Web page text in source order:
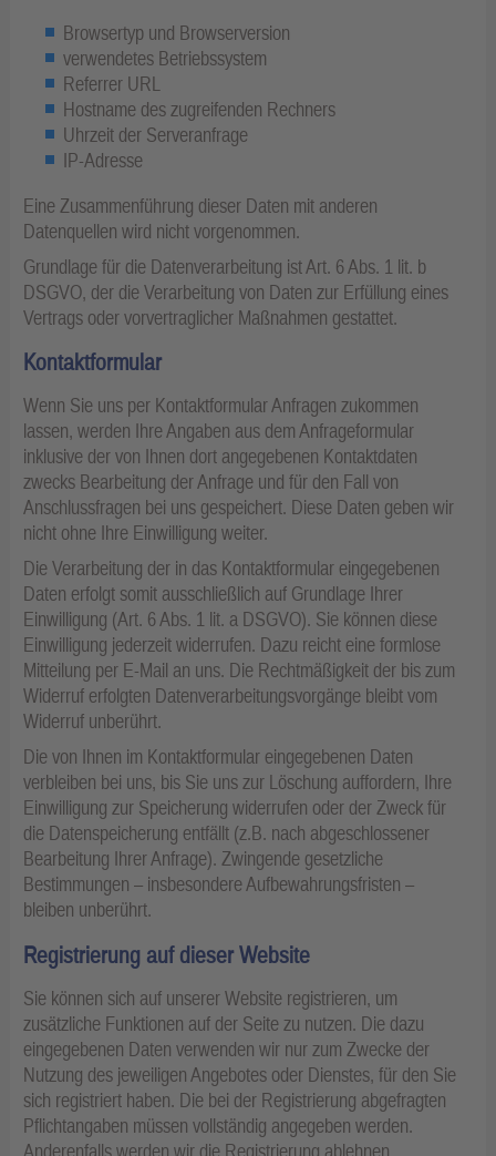
Browsertyp und Browserversion
verwendetes Betriebssystem
Referrer URL
Hostname des zugreifenden Rechners
Uhrzeit der Serveranfrage
IP-Adresse
Eine Zusammenführung dieser Daten mit anderen
Datenquellen wird nicht vorgenommen.
Grundlage für die Datenverarbeitung ist Art. 6 Abs. 1 lit. b
DSGVO, der die Verarbeitung von Daten zur Erfüllung eines
Vertrags oder vorvertraglicher Maßnahmen gestattet.
Kontaktformular
Wenn Sie uns per Kontaktformular Anfragen zukommen
lassen, werden Ihre Angaben aus dem Anfrageformular
inklusive der von Ihnen dort angegebenen Kontaktdaten
zwecks Bearbeitung der Anfrage und für den Fall von
Anschlussfragen bei uns gespeichert. Diese Daten geben wir
nicht ohne Ihre Einwilligung weiter.
Die Verarbeitung der in das Kontaktformular eingegebenen
Daten erfolgt somit ausschließlich auf Grundlage Ihrer
Einwilligung (Art. 6 Abs. 1 lit. a DSGVO). Sie können diese
Einwilligung jederzeit widerrufen. Dazu reicht eine formlose
Mitteilung per E-Mail an uns. Die Rechtmäßigkeit der bis zum
Widerruf erfolgten Datenverarbeitungsvorgänge bleibt vom
Widerruf unberührt.
Die von Ihnen im Kontaktformular eingegebenen Daten
verbleiben bei uns, bis Sie uns zur Löschung auffordern, Ihre
Einwilligung zur Speicherung widerrufen oder der Zweck für
die Datenspeicherung entfällt (z.B. nach abgeschlossener
Bearbeitung Ihrer Anfrage). Zwingende gesetzliche
Bestimmungen – insbesondere Aufbewahrungsfristen –
bleiben unberührt.
Registrierung auf dieser Website
Sie können sich auf unserer Website registrieren, um
zusätzliche Funktionen auf der Seite zu nutzen. Die dazu
eingegebenen Daten verwenden wir nur zum Zwecke der
Nutzung des jeweiligen Angebotes oder Dienstes, für den Sie
sich registriert haben. Die bei der Registrierung abgefragten
Pflichtangaben müssen vollständig angegeben werden.
Anderenfalls werden wir die Registrierung ablehnen.